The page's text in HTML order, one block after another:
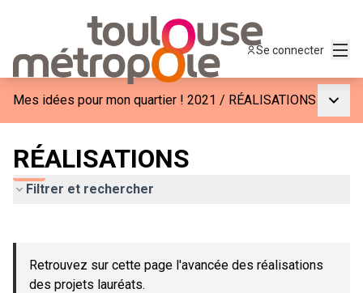
Se connecter
Mes idées pour mon quartier ! 2021 / RÉALISATIONS
RÉALISATIONS
Filtrer et rechercher
−
Retrouvez sur cette page l'avancée des réalisations
des projets lauréats.